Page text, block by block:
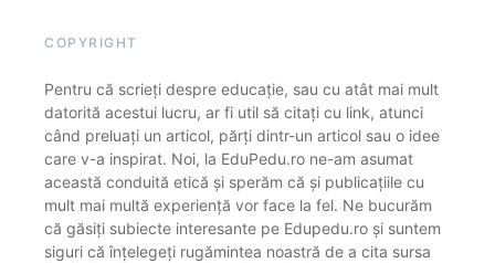
COPYRIGHT
Pentru că scrieți despre educație, sau cu atât mai mult
datorită acestui lucru, ar fi util să citați cu link, atunci
când preluați un articol, părți dintr-un articol sau o idee
care v-a inspirat. Noi, la EduPedu.ro ne-am asumat
această conduită etică și sperăm că și publicațiile cu
mult mai multă experiență vor face la fel. Ne bucurăm
că găsiți subiecte interesante pe Edupedu.ro și suntem
siguri că înțelegeți rugămintea noastră de a cita sursa